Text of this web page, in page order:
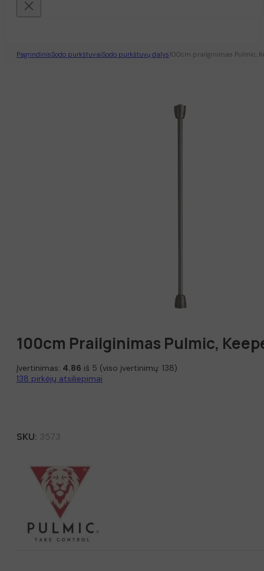
PagrindinisSodo purkštuvaiSodo purkštuvų dalys 100cm prailginimas Pulmic,
100cm Prailginimas Pulmic,
Įvertinimas: 4.86 iš 5 (viso įvertinimų: 138)
138 pirkėjų atsiliepimai
SKU: 3573